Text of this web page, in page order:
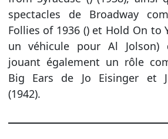
spectacles de Broadway
Follies of 1936 () et Hold On to
un véhicule pour Al Jolson)
jouant également un rôle
Big Ears de Jo Eisinger et
(1942).